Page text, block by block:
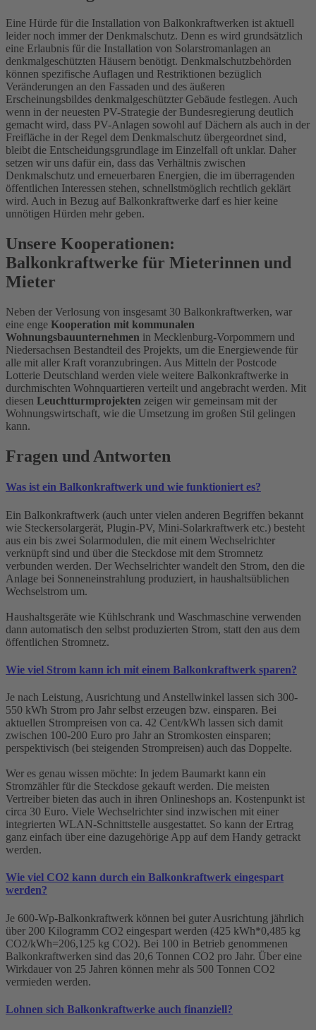
Eine Hürde für die Installation von Balkonkraftwerken ist aktuell
leider noch immer der Denkmalschutz. Denn es wird grundsätzlich
eine Erlaubnis für die Installation von Solarstromanlagen an
denkmalgeschützten Häusern benötigt. Denkmalschutzbehörden
können spezifische Auflagen und Restriktionen bezüglich
Veränderungen an den Fassaden und des äußeren
Erscheinungsbildes denkmalgeschützter Gebäude festlegen. Auch
wenn in der neuesten PV-Strategie der Bundesregierung deutlich
gemacht wird, dass PV-Anlagen sowohl auf Dächern als auch in der
Freifläche in der Regel dem Denkmalschutz übergeordnet sind,
bleibt die Entscheidungsgrundlage im Einzelfall oft unklar. Daher
setzen wir uns dafür ein, dass das Verhältnis zwischen
Denkmalschutz und erneuerbaren Energien, die im überragenden
öffentlichen Interessen stehen, schnellstmöglich rechtlich geklärt
wird. Auch in Bezug auf Balkonkraftwerke darf es hier keine
unnötigen Hürden mehr geben.
Unsere Kooperationen:
Balkonkraftwerke für Mieterinnen und
Mieter
Neben der Verlosung von insgesamt 30 Balkonkraftwerken, war
eine enge Kooperation mit kommunalen
Wohnungsbauunternehmen in Mecklenburg-Vorpommern und
Niedersachsen Bestandteil des Projekts, um die Energiewende für
alle mit aller Kraft voranzubringen. Aus Mitteln der Postcode
Lotterie Deutschland werden viele weitere Balkonkraftwerke in
durchmischten Wohnquartieren verteilt und angebracht werden. Mit
diesen Leuchtturmprojekten zeigen wir gemeinsam mit der
Wohnungswirtschaft, wie die Umsetzung im großen Stil gelingen
kann.
Fragen und Antworten
Was ist ein Balkonkraftwerk und wie funktioniert es?
Ein Balkonkraftwerk (auch unter vielen anderen Begriffen bekannt
wie Steckersolargerät, Plugin-PV, Mini-Solarkraftwerk etc.) besteht
aus ein bis zwei Solarmodulen, die mit einem Wechselrichter
verknüpft sind und über die Steckdose mit dem Stromnetz
verbunden werden. Der Wechselrichter wandelt den Strom, den die
Anlage bei Sonneneinstrahlung produziert, in haushaltsüblichen
Wechselstrom um.
Haushaltsgeräte wie Kühlschrank und Waschmaschine verwenden
dann automatisch den selbst produzierten Strom, statt den aus dem
öffentlichen Stromnetz.
Wie viel Strom kann ich mit einem Balkonkraftwerk sparen?
Je nach Leistung, Ausrichtung und Anstellwinkel lassen sich 300-
550 kWh Strom pro Jahr selbst erzeugen bzw. einsparen. Bei
aktuellen Strompreisen von ca. 42 Cent/kWh lassen sich damit
zwischen 100-200 Euro pro Jahr an Stromkosten einsparen;
perspektivisch (bei steigenden Strompreisen) auch das Doppelte.
Wer es genau wissen möchte: In jedem Baumarkt kann ein
Stromzähler für die Steckdose gekauft werden. Die meisten
Vertreiber bieten das auch in ihren Onlineshops an. Kostenpunkt ist
circa 30 Euro. Viele Wechselrichter sind inzwischen mit einer
integrierten WLAN-Schnittstelle ausgestattet. So kann der Ertrag
ganz einfach über eine dazugehörige App auf dem Handy getrackt
werden.
Wie viel CO2 kann durch ein Balkonkraftwerk eingespart
werden?
Je 600-Wp-Balkonkraftwerk können bei guter Ausrichtung jährlich
über 200 Kilogramm CO2 eingespart werden (425 kWh*0,485 kg
CO2/kWh=206,125 kg CO2). Bei 100 in Betrieb genommenen
Balkonkraftwerken sind das 20,6 Tonnen CO2 pro Jahr. Über eine
Wirkdauer von 25 Jahren können mehr als 500 Tonnen CO2
vermieden werden.
Lohnen sich Balkonkraftwerke auch finanziell?